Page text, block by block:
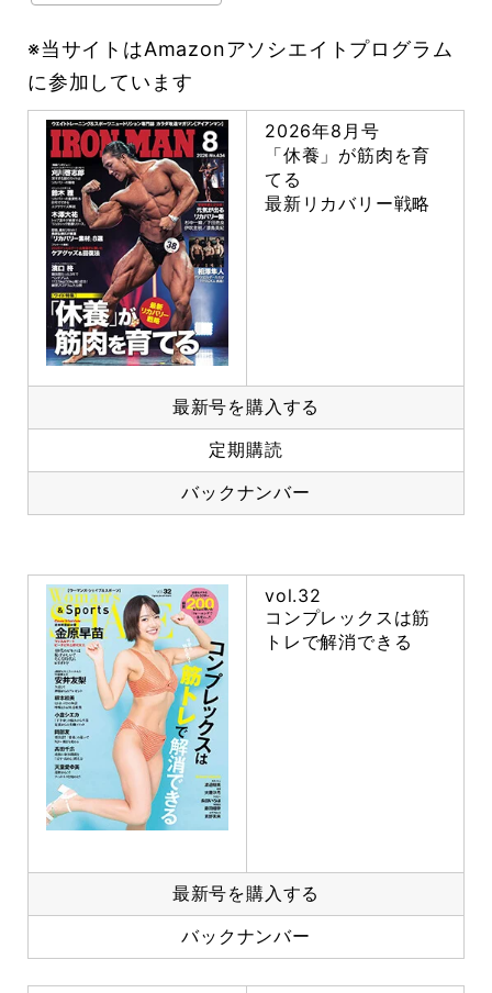
※当サイトはAmazonアソシエイトプログラム
に参加しています
2026年8月号
「休養」が筋肉を育
てる
最新リカバリー戦略
最新号を購入する
定期購読
バックナンバー
vol.32
コンプレックスは筋
トレで解消できる
最新号を購入する
バックナンバー